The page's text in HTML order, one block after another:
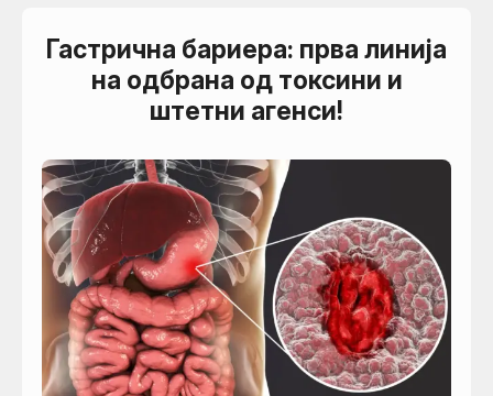
Гастрична бариера: прва линија
на одбрана од токсини и
штетни агенси!